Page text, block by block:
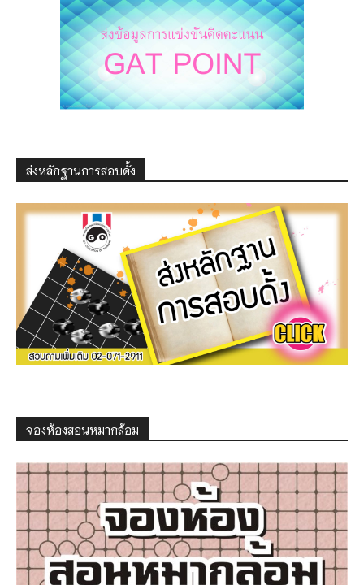
ส่งหลักฐานการสอบดั้ง
จองห้องสอนหมากล้อม